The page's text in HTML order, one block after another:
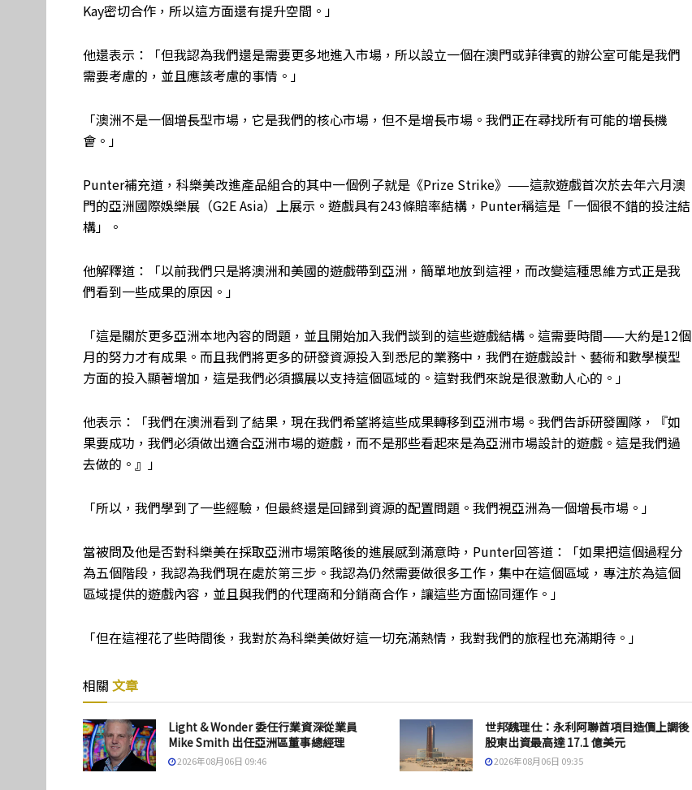
Kay密切合作，所以這方面還有提升空間。」
他還表示：「但我認為我們還是需要更多地進入市場，所以設立一個在澳門或菲律賓的辦公室可能是我們
需要考慮的，並且應該考慮的事情。」
「澳洲不是一個增長型市場，它是我們的核心市場，但不是增長市場。我們正在尋找所有可能的增長機
會。」
Punter補充道，科樂美改進產品組合的其中一個例子就是《Prize Strike》——這款遊戲首次於去年六月澳
門的亞洲國際娛樂展（G2E Asia）上展示。遊戲具有243條賠率結構，Punter稱這是「一個很不錯的投注結
構」。
他解釋道：「以前我們只是將澳洲和美國的遊戲帶到亞洲，簡單地放到這裡，而改變這種思維方式正是我
們看到一些成果的原因。」
「這是關於更多亞洲本地內容的問題，並且開始加入我們談到的這些遊戲結構。這需要時間——大約是12個
月的努力才有成果。而且我們將更多的研發資源投入到悉尼的業務中，我們在遊戲設計、藝術和數學模型
方面的投入顯著增加，這是我們必須擴展以支持這個區域的。這對我們來說是很激動人心的。」
他表示：「我們在澳洲看到了結果，現在我們希望將這些成果轉移到亞洲市場。我們告訴研發團隊，『如
果要成功，我們必須做出適合亞洲市場的遊戲，而不是那些看起來是為亞洲市場設計的遊戲。這是我們過
去做的。』」
「所以，我們學到了一些經驗，但最終還是回歸到資源的配置問題。我們視亞洲為一個增長市場。」
當被問及他是否對科樂美在採取亞洲市場策略後的進展感到滿意時，Punter回答道：「如果把這個過程分
為五個階段，我認為我們現在處於第三步。我認為仍然需要做很多工作，集中在這個區域，專注於為這個
區域提供的遊戲內容，並且與我們的代理商和分銷商合作，讓這些方面協同運作。」
「但在這裡花了些時間後，我對於為科樂美做好這一切充滿熱情，我對我們的旅程也充滿期待。」
相關 文章
Light & Wonder 委任行業資深從業員
Mike Smith 出任亞洲區董事總經理
2026年08月06日 09:46
世邦魏理仕：永利阿聯酋項目造價上調後
股東出資最高達 17.1 億美元
2026年08月06日 09:35